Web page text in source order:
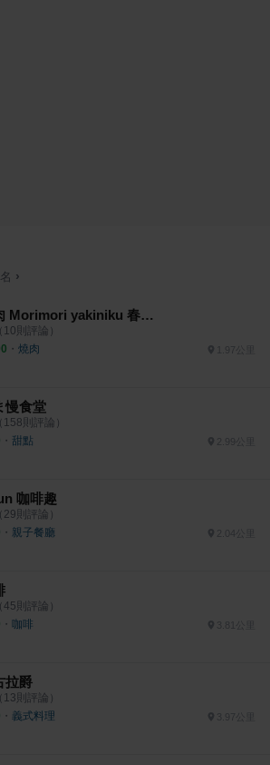
›
森森燒肉 Morimori yakiniku 春日店
（ 10則評論）
・ 燒肉
慢食堂
（ 158則評論）
・ 甜點
咖啡趣
（ 29則評論）
・ 親子餐廳 2.04公里
（ 45則評論）
・ 咖啡
拉爵
（ 13則評論）
・ 義式料理